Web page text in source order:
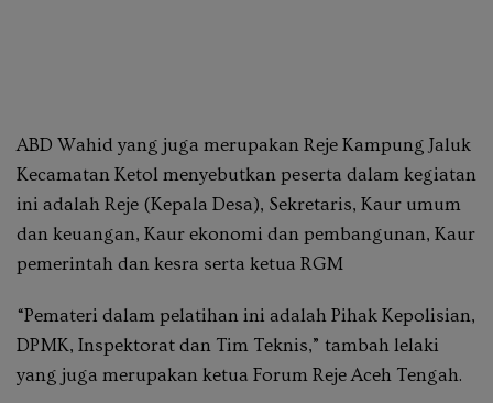
ABD Wahid yang juga merupakan Reje Kampung Jaluk
Kecamatan Ketol menyebutkan peserta dalam kegiatan
ini adalah Reje (Kepala Desa), Sekretaris, Kaur umum
dan keuangan, Kaur ekonomi dan pembangunan, Kaur
pemerintah dan kesra serta ketua RGM
“Pemateri dalam pelatihan ini adalah Pihak Kepolisian,
DPMK, Inspektorat dan Tim Teknis,” tambah lelaki
yang juga merupakan ketua Forum Reje Aceh Tengah.